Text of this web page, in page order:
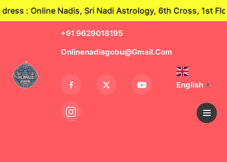
: Online Nadis, Sri Nadi Astrology, 6th Cross, 1st Floor,
+91 9629018195
Onlinenadisgobu@gmail.com
English ▼